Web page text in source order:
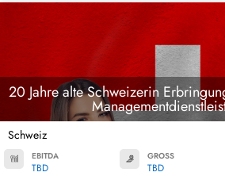
20 Jahre alte Schweizerin
Schweiz
EBITDA
TBD
GROSS
TBD